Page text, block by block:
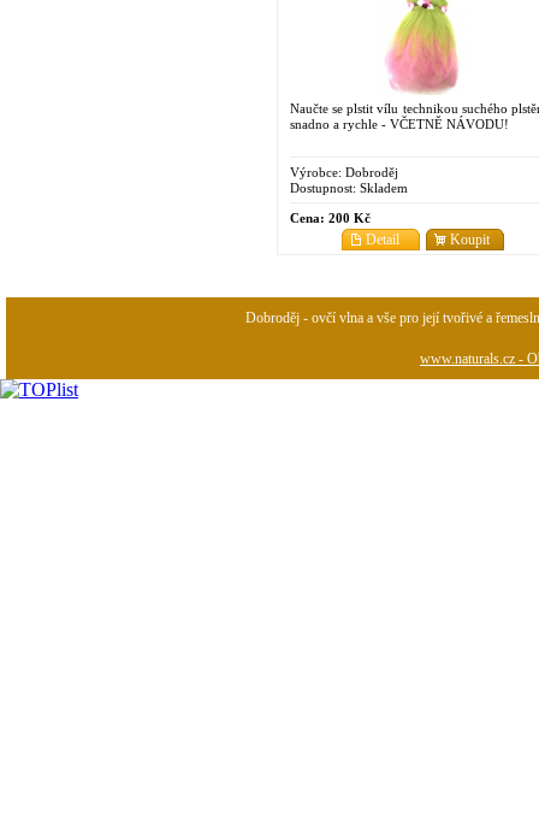
Naučte se plstit vílu technikou suchého
snadno a rychle - VČETNĚ NÁVODU!
Výrobce: Dobroděj
Dostupnost: Skladem
Cena: 200 Kč
Koupit
Detail
Dobroděj - ovčí vlna a vše pro její tvořivé a
www.naturals.cz -